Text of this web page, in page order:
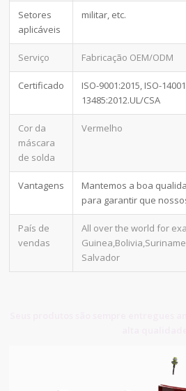
Setores
aplicáveis
militar, etc.
Serviço Fabricação OEM/ODM
Certificado
ISO-9001:2015, ISO-
13485:2012.UL/CSA
Cor da
máscara
de solda
Vermelho
Vantagens
Mantemos a boa
para garantir que
País de
vendas
All over the world for
Salvador